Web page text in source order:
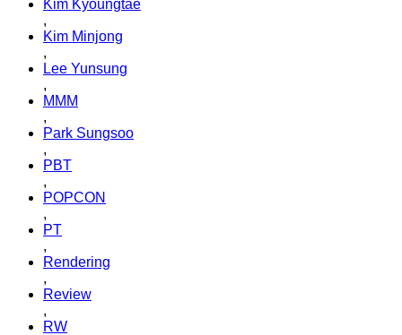
Kim Kyoungtae
,
Kim Minjong
,
Lee Yunsung
,
MMM
,
Park Sungsoo
,
PBT
,
POPCON
,
PT
,
Rendering
,
Review
,
RW